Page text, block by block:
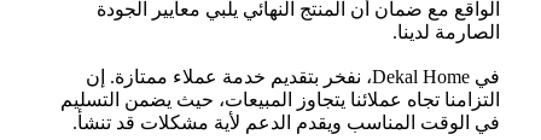
الواقع مع ضمان أن المنتج النهائي يلبي معايير الجودة
الصارمة لدينا.
في Dekal Home، نفخر بتقديم خدمة عملاء ممتازة. إن
التزامنا تجاه عملائنا يتجاوز المبيعات، حيث يضمن التسليم
في الوقت المناسب ويقدم الدعم لأية مشكلات قد تنشأ.